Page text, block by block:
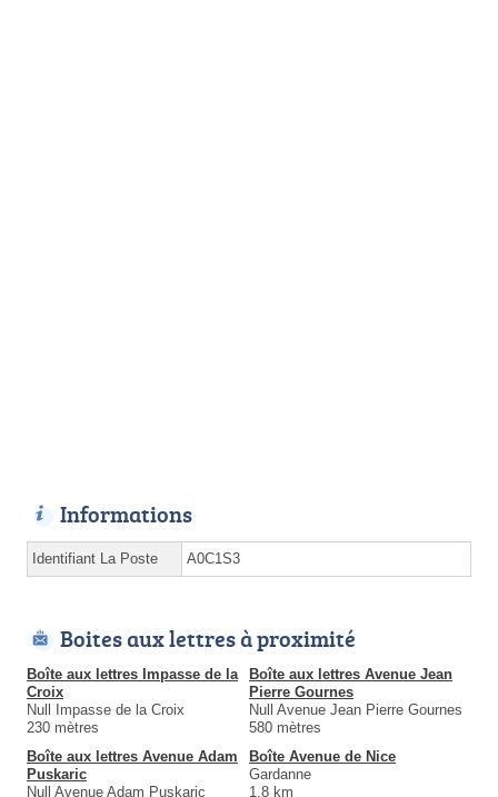
Informations
Identifiant La Poste A0C1S3
Boites aux lettres à proximité
Boîte aux lettres Impasse de la
Croix
Null Impasse de la Croix
230 mètres
Boîte aux lettres Avenue Jean
Pierre Gournes
Null Avenue Jean Pierre Gournes
580 mètres
Boîte aux lettres Avenue Adam
Puskaric
Null Avenue Adam Puskaric
Boîte Avenue de Nice
Gardanne
1.8 km